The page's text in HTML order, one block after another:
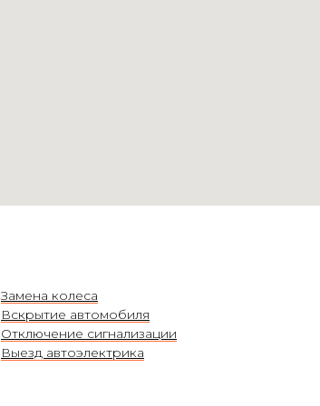
Замена колеса
Вскрытие автомобиля
Отключение сигнализации
Выезд автоэлектрика